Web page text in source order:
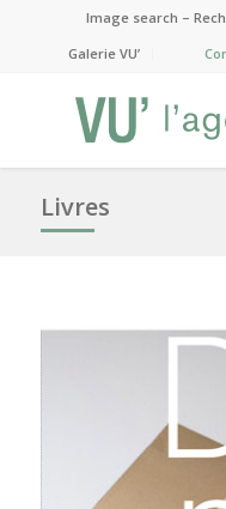
Image search –
Galerie VU’
Livres